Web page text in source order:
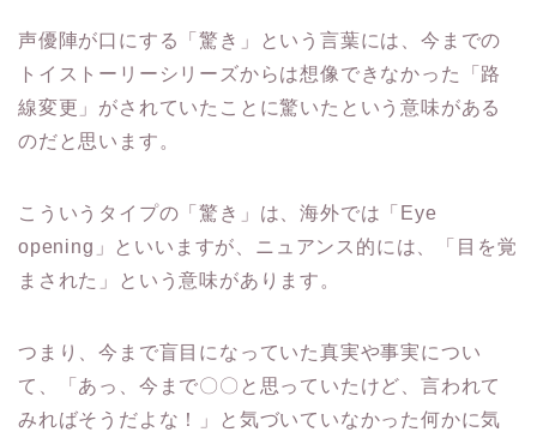
声優陣が口にする「驚き」という言葉には、今までの
トイストーリーシリーズからは想像できなかった「路
線変更」がされていたことに驚いたという意味がある
のだと思います。
こういうタイプの「驚き」は、海外では「Eye
opening」といいますが、ニュアンス的には、「目を覚
まされた」という意味があります。
つまり、今まで盲目になっていた真実や事実につい
て、「あっ、今まで〇〇と思っていたけど、言われて
みればそうだよな！」と気づいていなかった何かに気